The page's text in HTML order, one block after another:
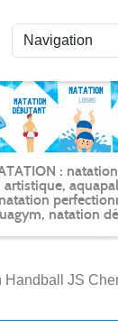
:
natation
Handball JS